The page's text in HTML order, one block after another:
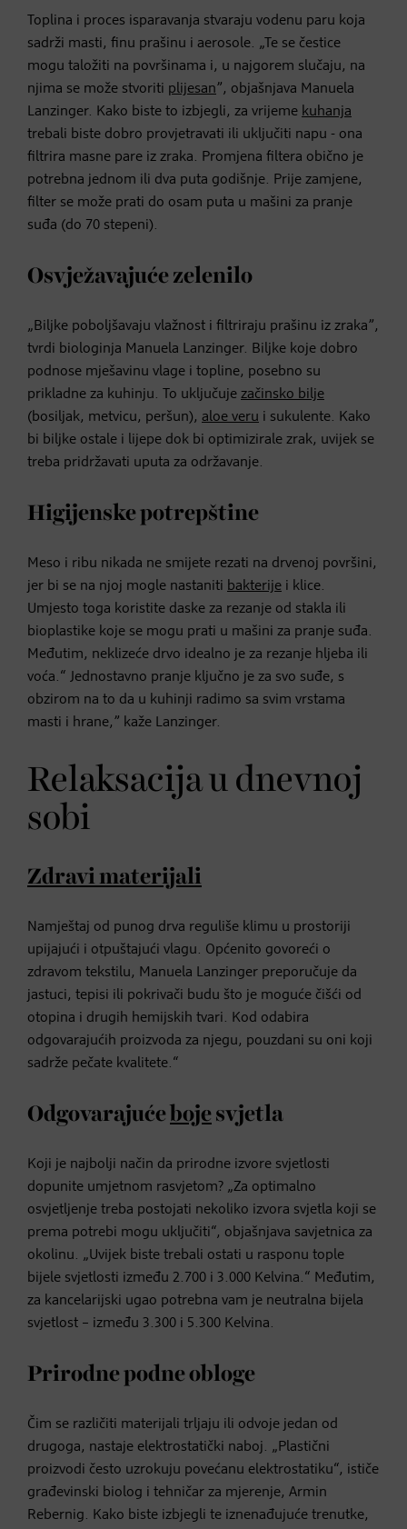
Toplina i proces isparavanja stvaraju vodenu paru koja
sadrži masti, finu prašinu i aerosole. „Te se čestice
mogu taložiti na površinama i, u najgorem slučaju, na
njima se može stvoriti plijesan”, objašnjava Manuela
Lanzinger. Kako biste to izbjegli, za vrijeme kuhanja
trebali biste dobro provjetravati ili uključiti napu - ona
filtrira masne pare iz zraka. Promjena filtera obično je
potrebna jednom ili dva puta godišnje. Prije zamjene,
filter se može prati do osam puta u mašini za pranje
suđa (do 70 stepeni).
Osvježavajuće zelenilo
„Biljke poboljšavaju vlažnost i filtriraju prašinu iz zraka”,
tvrdi biologinja Manuela Lanzinger. Biljke koje dobro
podnose mješavinu vlage i topline, posebno su
prikladne za kuhinju. To uključuje začinsko bilje
(bosiljak, metvicu, peršun), aloe veru i sukulente. Kako
bi biljke ostale i lijepe dok bi optimizirale zrak, uvijek se
treba pridržavati uputa za održavanje.
Higijenske potrepštine
Meso i ribu nikada ne smijete rezati na drvenoj površini,
jer bi se na njoj mogle nastaniti bakterije i klice.
Umjesto toga koristite daske za rezanje od stakla ili
bioplastike koje se mogu prati u mašini za pranje suđa.
Međutim, neklizeće drvo idealno je za rezanje hljeba ili
voća.“ Jednostavno pranje ključno je za svo suđe, s
obzirom na to da u kuhinji radimo sa svim vrstama
masti i hrane,” kaže Lanzinger.
Relaksacija u dnevnoj
sobi
Zdravi materijali
Namještaj od punog drva reguliše klimu u prostoriji
upijajući i otpuštajući vlagu. Općenito govoreći o
zdravom tekstilu, Manuela Lanzinger preporučuje da
jastuci, tepisi ili pokrivači budu što je moguće čišći od
otopina i drugih hemijskih tvari. Kod odabira
odgovarajućih proizvoda za njegu, pouzdani su oni koji
sadrže pečate kvalitete.“
Odgovarajuće boje svjetla
Koji je najbolji način da prirodne izvore svjetlosti
dopunite umjetnom rasvjetom? „Za optimalno
osvjetljenje treba postojati nekoliko izvora svjetla koji se
prema potrebi mogu uključiti“, objašnjava savjetnica za
okolinu. „Uvijek biste trebali ostati u rasponu tople
bijele svjetlosti između 2.700 i 3.000 Kelvina.“ Međutim,
za kancelarijski ugao potrebna vam je neutralna bijela
svjetlost – između 3.300 i 5.300 Kelvina.
Prirodne podne obloge
Čim se različiti materijali trljaju ili odvoje jedan od
drugoga, nastaje elektrostatički naboj. „Plastični
proizvodi često uzrokuju povećanu elektrostatiku“, ističe
građevinski biolog i tehničar za mjerenje, Armin
Rebernig. Kako biste izbjegli te iznenađujuće trenutke,